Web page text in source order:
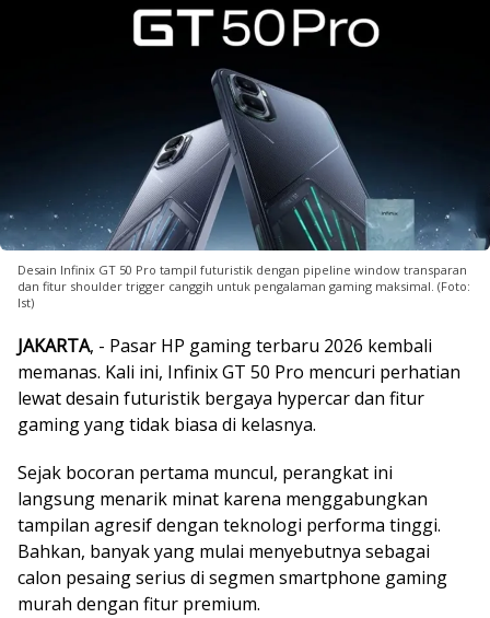
Desain Infinix GT 50 Pro tampil futuristik dengan pipeline window transparan
dan fitur shoulder trigger canggih untuk pengalaman gaming maksimal. (Foto:
Ist)
JAKARTA, - Pasar HP gaming terbaru 2026 kembali
memanas. Kali ini, Infinix GT 50 Pro mencuri perhatian
lewat desain futuristik bergaya hypercar dan fitur
gaming yang tidak biasa di kelasnya.
Sejak bocoran pertama muncul, perangkat ini
langsung menarik minat karena menggabungkan
tampilan agresif dengan teknologi performa tinggi.
Bahkan, banyak yang mulai menyebutnya sebagai
calon pesaing serius di segmen smartphone gaming
murah dengan fitur premium.